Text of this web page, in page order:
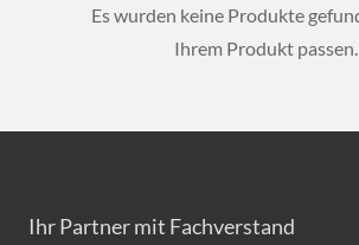
Es wurden keine Produkte
Ihrem Produkt passen.
Ihr Partner mit Fachverstand